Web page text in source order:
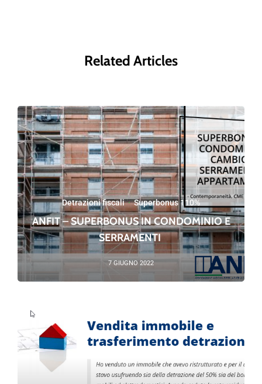
Related Articles
Detrazioni fiscali·Superbonus 110%
ANFIT – SUPERBONUS IN CONDOMINIO E
SERRAMENTI
7 GIUGNO 2022